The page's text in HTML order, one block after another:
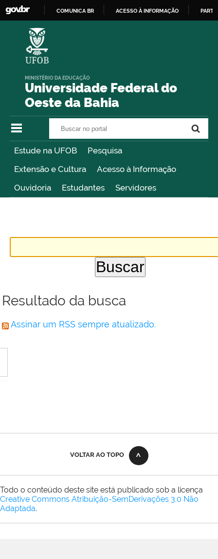
COMUNICA BR ACESSO À INFORMAÇÃO
Universidade Federal do
Oeste da Bahia
MINISTÉRIO DA EDUCAÇÃO
Estude na UFOB
Pesquisa
Extensão e Cultura
Acesso à Informação
Ouvidoria
Estudantes Servidores
Resultado da busca
Assinar um RSS sempre atualizado.
VOLTAR AO TOPO
Todo o conteúdo deste site está publicado sob a licença
Creative Commons Atribuição-SemDerivações 3.0 Não
Adaptada.